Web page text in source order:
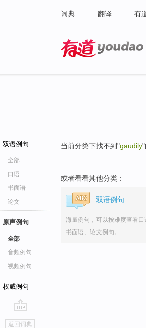
词典 翻译 有
双语例句
全部
口语
书面语
论文
原声例句
全部
音频例句
视频例句
权威例句
go
返回词典
当前分类下找不到"gaudily"
或者看看其他分类：
双语例句
海量例句，可以按难度查看口
书面语、论文例句。